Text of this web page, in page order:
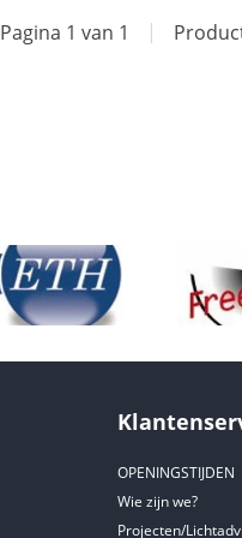
Pagina 1 van 1 |
OPENINGSTIJDEN
Wie zijn we?
Projecten/